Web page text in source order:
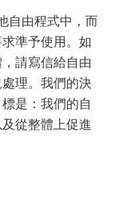
自由程式中，而
準予使用。如
請寫信給自由
理。我們的決
是：我們的自
從整體上促進